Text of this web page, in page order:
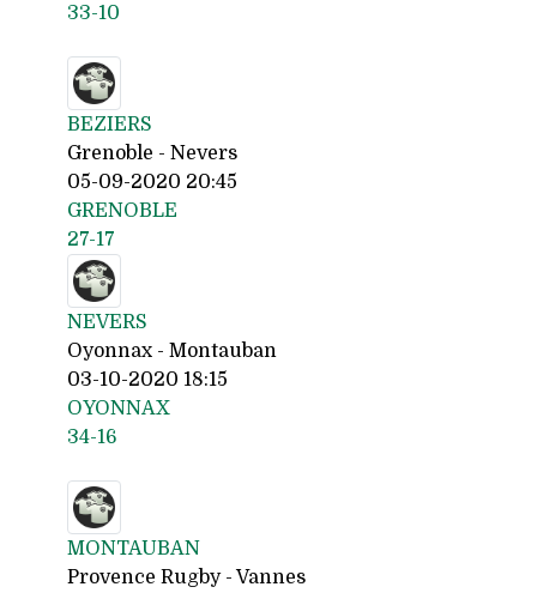
33-10
BEZIERS
Grenoble - Nevers
05-09-2020 20:45
GRENOBLE
27-17
NEVERS
Oyonnax - Montauban
03-10-2020 18:15
OYONNAX
34-16
MONTAUBAN
Provence Rugby - Vannes